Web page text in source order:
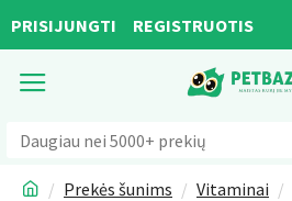
PRISIJUNGTI REGISTRUOTIS
Prekės šunims Vitaminai